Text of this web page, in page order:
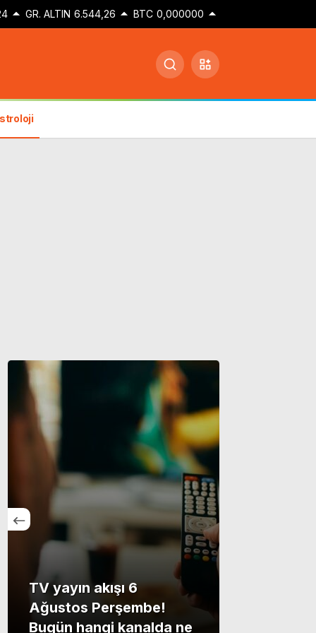
GR. ALTIN 6.544,26 BTC 0,000000
TV yayın akışı 6
Ağustos Perşembe!
Bugün hangi kanalda ne